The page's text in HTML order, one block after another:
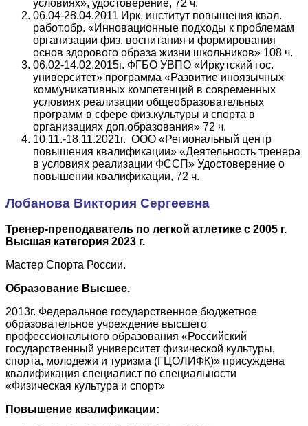
условиях», удостоверение, 72 ч.
06.04-28.04.2011 Ирк. институт повышения квал.
работ.обр. «Инновационные подходы к проблемам
организации физ. воспитания и формирования
основ здорового образа жизни школьников» 108 ч.
06.02-14.02.2015г. ФГБО УВПО «Иркутский гос.
университет» программа «Развитие иноязычных
коммуникативных компетенций в современных
условиях реализации общеобразовательных
программ в сфере физ.культуры и спорта в
организациях доп.образования» 72 ч.
10.11.-18.11.2021г. ООО «Региональный центр
повышения квалификации» «Деятельность тренера
в условиях реализации ФССП» Удостоверение о
повышении квалификации, 72 ч.
Лобанова Виктория Сергеевна
Тренер-преподаватель по легкой атлетике с 2005 г.
Высшая категория 2023 г.
Мастер Спорта России.
Образование Высшее.
2013г. Федеральное государственное бюджетное
образовательное учреждение высшего
профессионального образования «Российский
государственный университет физической культуры,
спорта, молодежи и туризма (ГЦОЛИФК)» присуждена
квалификация специалист по специальности
«Физическая культура и спорт»
Повышение квалификации: